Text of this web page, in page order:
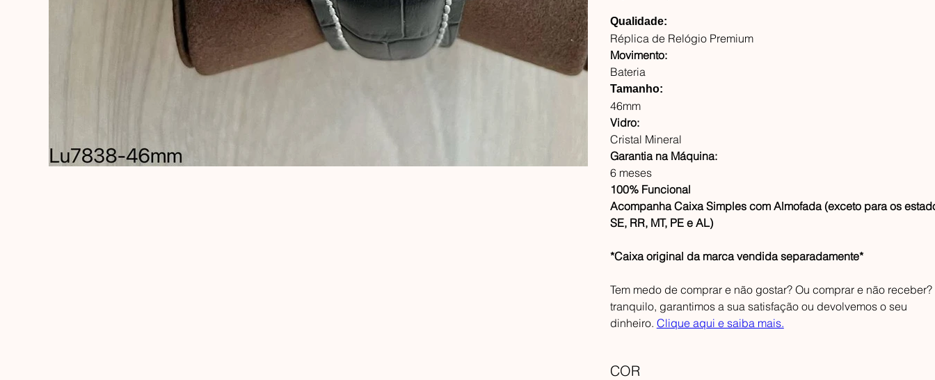
Qualidade:
Réplica de Relógio Premium
Movimento:
Bateria
Tamanho:
46mm
Vidro:
Cristal Mineral
Garantia na Máquina:
6 meses
100% Funcional
Acompanha Caixa Simples com Almofada (exceto para os
SE, RR, MT, PE e AL)
*Caixa original da marca vendida separadamente*
Tem medo de comprar e não gostar? Ou comprar e não
tranquilo, garantimos a sua satisfação ou devolvemos o seu
dinheiro. Clique aqui e saiba mais.
COR